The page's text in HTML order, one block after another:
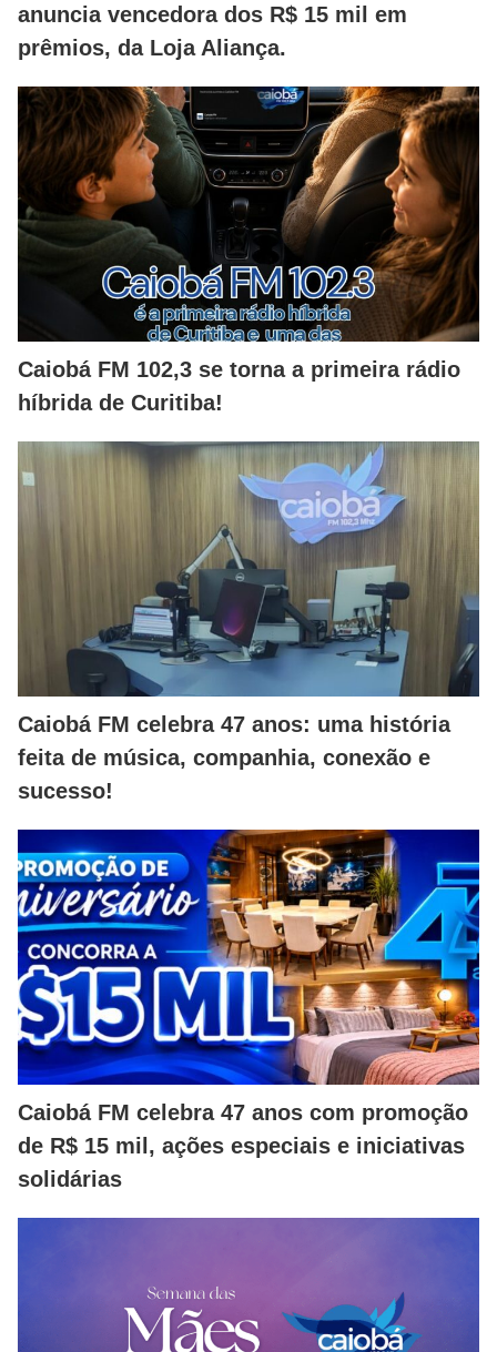
anuncia vencedora dos R$ 15 mil em
prêmios, da Loja Aliança.
Caiobá FM 102,3 se torna a primeira rádio
híbrida de Curitiba!
Caiobá FM celebra 47 anos: uma história
feita de música, companhia, conexão e
sucesso!
Caiobá FM celebra 47 anos com promoção
de R$ 15 mil, ações especiais e iniciativas
solidárias